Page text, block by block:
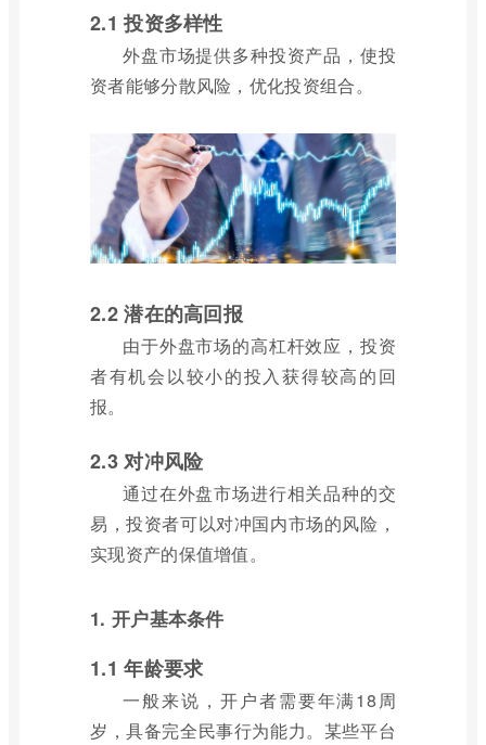
2.1 投资多样性
外盘市场提供多种投资产品，使投
资者能够分散风险，优化投资组合。
2.2 潜在的高回报
由于外盘市场的高杠杆效应，投资
者有机会以较小的投入获得较高的回
报。
2.3 对冲风险
通过在外盘市场进行相关品种的交
易，投资者可以对冲国内市场的风险，
实现资产的保值增值。
1. 开户基本条件
1.1 年龄要求
一般来说，开户者需要年满18周
岁，具备完全民事行为能力。某些平台